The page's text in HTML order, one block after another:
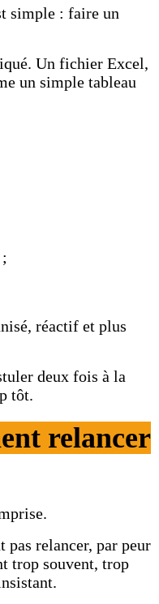
simple : faire un
Un fichier Excel,
un simple tableau
réactif et plus
deux fois à la
tôt.
relancer
pas relancer, par peur
trop souvent, trop